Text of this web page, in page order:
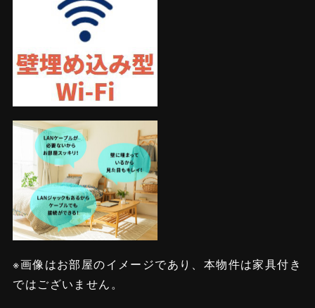
※画像はお部屋のイメージであり、本物件は家具付き
ではございません。